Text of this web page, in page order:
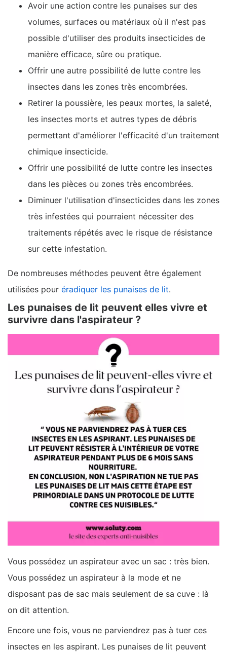
Avoir une action contre les punaises sur des
volumes, surfaces ou matériaux où il n'est pas
possible d'utiliser des produits insecticides de
manière efficace, sûre ou pratique.
Offrir une autre possibilité de lutte contre les
insectes dans les zones très encombrées.
Retirer la poussière, les peaux mortes, la saleté,
les insectes morts et autres types de débris
permettant d'améliorer l'efficacité d'un traitement
chimique insecticide.
Offrir une possibilité de lutte contre les insectes
dans les pièces ou zones très encombrées.
Diminuer l'utilisation d'insecticides dans les zones
très infestées qui pourraient nécessiter des
traitements répétés avec le risque de résistance
sur cette infestation.
De nombreuses méthodes peuvent être également
utilisées pour éradiquer les punaises de lit.
Les punaises de lit peuvent elles vivre et
survivre dans l'aspirateur ?
Vous possédez un aspirateur avec un sac : très bien.
Vous possédez un aspirateur à la mode et ne
disposant pas de sac mais seulement de sa cuve : là
on dit attention.
Encore une fois, vous ne parviendrez pas à tuer ces
insectes en les aspirant. Les punaises de lit peuvent